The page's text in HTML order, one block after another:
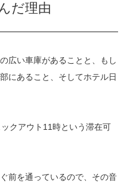
だ理由
広い車庫があることと、もし
にあること、そしてホテル日
クアウト11時という滞在可
前を通っているので、その音